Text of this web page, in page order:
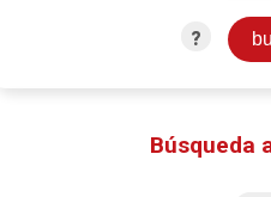
?
Búsqueda